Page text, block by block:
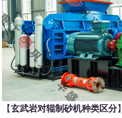
【玄武岩对辊制砂机种类区分】